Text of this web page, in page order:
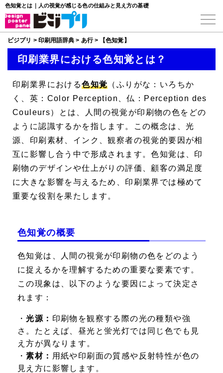
色知覚とは｜人の視覚が感じる色の仕組みと見え方の基礎
ビジプリ > 印刷用語辞典 > あ行> 【色知覚】
印刷業界における色知覚とは？
印刷業界における色知覚 （ふりがな：いろちか
く、英：Color Perception、仏：Perception des
Couleurs）とは、人間の視覚が印刷物の色をどの
ように認識するかを指します。この概念は、光
源、印刷素材、インク、観察者の視覚的要因が相
互に影響し合う中で形成されます。色知覚は、印
刷物のデザインや仕上がりの評価、顧客の満足度
に大きな影響を与えるため、印刷業界では極めて
重要な役割を果たします。
色知覚の概要
色知覚は、人間の視覚が印刷物の色をどのよう
に捉えるかを理解するための重要な要素です。
この現象は、以下のような要因によって決定さ
れます：
・光源： 印刷物を観察する際の光の種類や強
さ。たとえば、昼光と蛍光灯では同じ色でも見
え方が異なります。
・素材： 用紙や印刷面の質感や反射特性が色の
見え方に影響します。